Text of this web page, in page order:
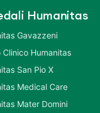
Humanitas
Gavazzeni
Clinico Humanitas
San Pio X
Medical Care
Mater Domini